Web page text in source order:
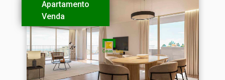
Apartamento
Venda